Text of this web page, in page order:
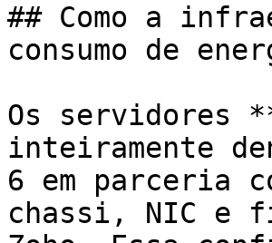
## Como a
consumo de
Os servidores
inteiramente
6 em parceria
chassi, NIC e